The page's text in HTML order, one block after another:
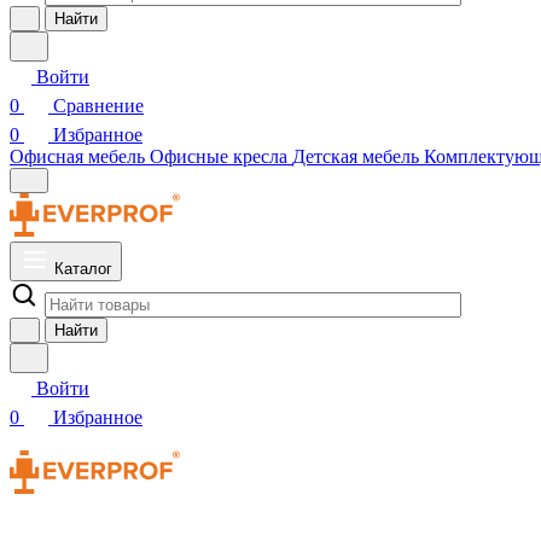
Найти
Войти
0
Сравнение
0
Избранное
Офисная мебель Офисные кресла Детская мебель
Каталог
Найти
Войти
0
Избранное